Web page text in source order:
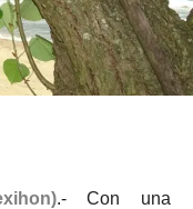
.- Con una